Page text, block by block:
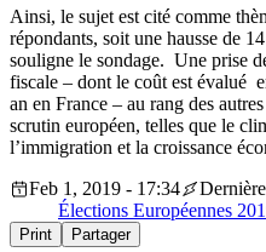
Ainsi, le sujet est cité comme
répondants, soit une hausse de
souligne le sondage. Une prise
fiscale – dont le coût est évalué
an en France – au rang des
scrutin européen, telles que le
l’immigration et la croissance
Feb 1, 2019 - 17:34
Élections Européennes
Print Partager